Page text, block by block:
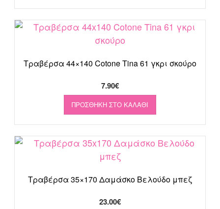
Τραβέρσα 44×140 Cotone Tina 61 γκρι σκούρο
7.90€
ΠΡΟΣΘΉΚΗ ΣΤΟ ΚΑΛΆΘΙ
Τραβέρσα 35×170 Δαμάσκο Βελούδο μπεζ
23.00€